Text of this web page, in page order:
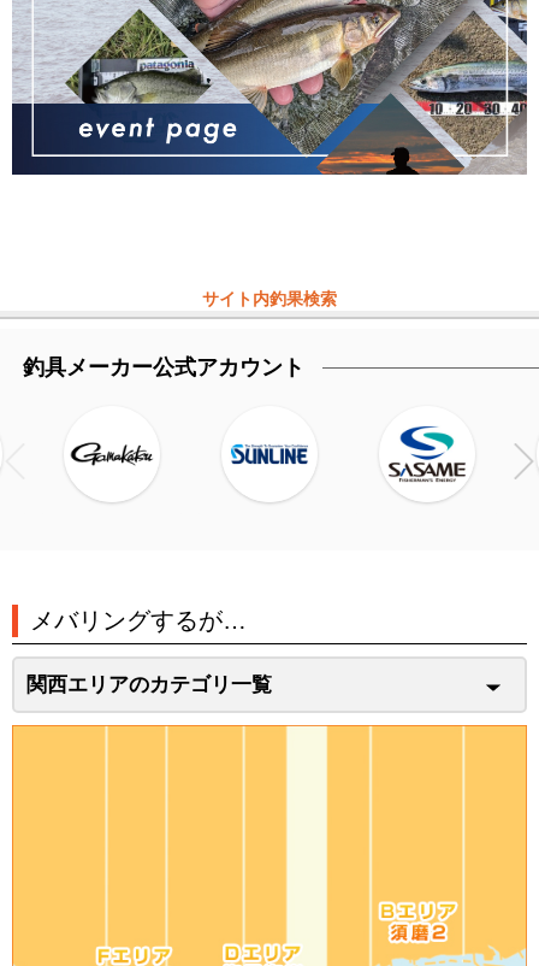
サイト内釣果検索
釣具メーカー公式アカウント
メバリングするが…
関西エリアのカテゴリ一覧